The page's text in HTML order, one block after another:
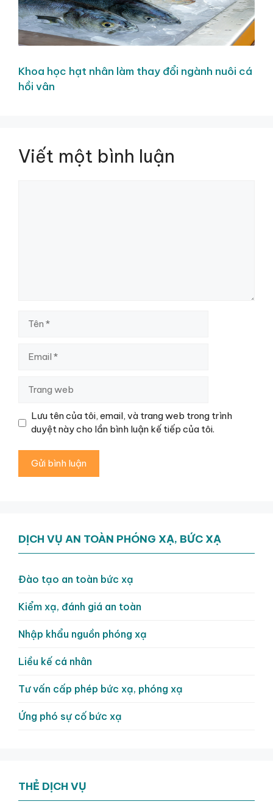
Khoa học hạt nhân làm thay đổi ngành nuôi cá
hồi vân
Viết một bình luận
web
Lưu tên của tôi, email, và trang web trong trình
duyệt này cho lần bình luận kế tiếp của tôi.
DỊCH VỤ AN TOÀN PHÓNG XẠ, BỨC XẠ
Đào tạo an toàn bức xạ
Kiểm xạ, đánh giá an toàn
Nhập khẩu nguồn phóng xạ
Liều kế cá nhân
Tư vấn cấp phép bức xạ, phóng xạ
Ứng phó sự cố bức xạ
THẺ DỊCH VỤ